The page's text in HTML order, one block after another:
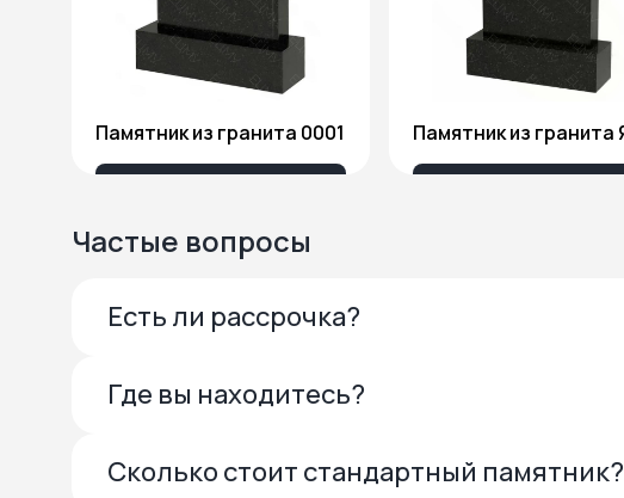
Памятник из гранита 0001
Частые вопросы
Есть ли рассрочка?
Где вы находитесь?
Сколько стоит стандартный памятник?